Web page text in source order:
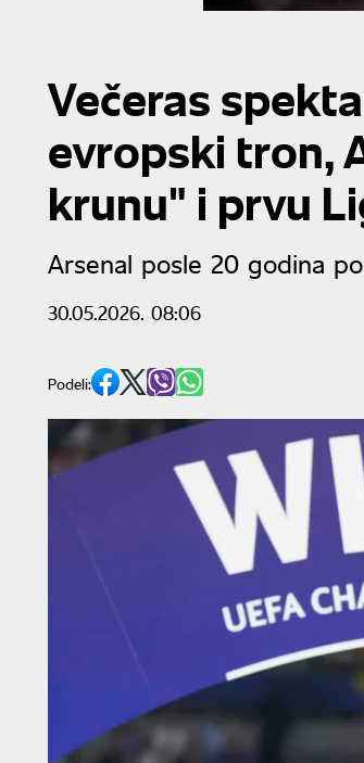
Večeras
evropski tron,
krunu" i prvu
Arsenal posle 20 godina
30.05.2026. 08:06
Podeli: